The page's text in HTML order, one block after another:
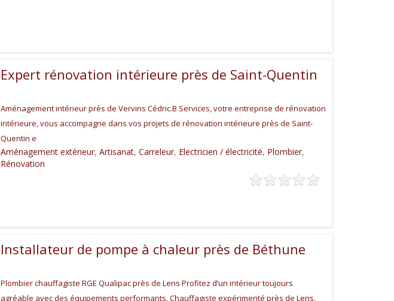
Expert rénovation intérieure près de Saint-Quentin
Aménagement intérieur près de Vervins Cédric.B Services, votre entreprise de rénovation
intérieure, vous accompagne dans vos projets de rénovation intérieure près de Saint-
Quentin e
Aménagement extérieur, Artisanat, Carreleur, Electricien / électricité, Plombier,
Rénovation
Installateur de pompe à chaleur près de Béthune
Plombier chauffagiste RGE Qualipac près de Lens Profitez d’un intérieur toujours
agréable avec des équipements performants. Chauffagiste expérimenté près de Lens,